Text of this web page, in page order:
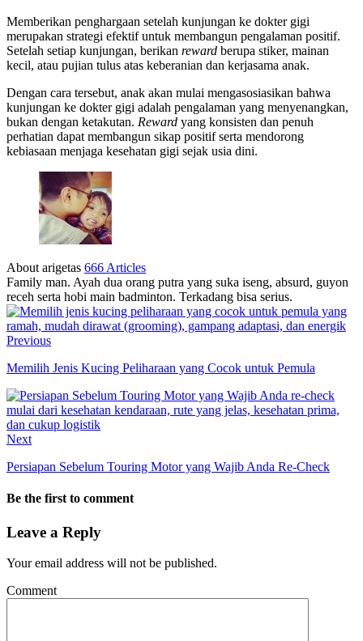
Memberikan penghargaan setelah kunjungan ke dokter gigi
merupakan strategi efektif untuk membangun pengalaman positif.
Setelah setiap kunjungan, berikan reward berupa stiker, mainan
kecil, atau pujian tulus atas keberanian dan kerjasama anak.
Dengan cara tersebut, anak akan mulai mengasosiasikan bahwa
kunjungan ke dokter gigi adalah pengalaman yang menyenangkan,
bukan dengan ketakutan. Reward yang konsisten dan penuh
perhatian dapat membangun sikap positif serta mendorong
kebiasaan menjaga kesehatan gigi sejak usia dini.
About arigetas 666 Articles
Family man. Ayah dua orang putra yang suka iseng, absurd, guyon
receh serta hobi main badminton. Terkadang bisa serius.
Previous
Memilih Jenis Kucing Peliharaan yang Cocok untuk Pemula
Next
Persiapan Sebelum Touring Motor yang Wajib Anda Re-Check
Be the first to comment
Leave a Reply
Your email address will not be published.
Comment